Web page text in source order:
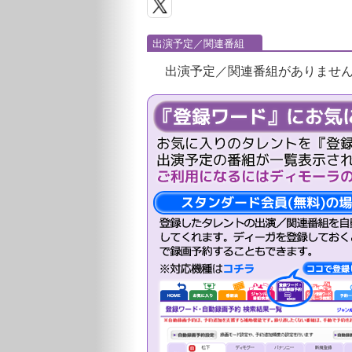
出演予定／関連番組
出演予定／関連番組がありませ